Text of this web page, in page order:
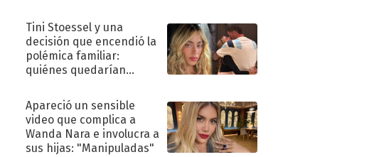
Tini Stoessel y una
decisión que encendió la
polémica familiar:
quiénes quedarían
Apareció un sensible
video que complica a
Wanda Nara e involucra a
sus hijas: "Manipuladas"